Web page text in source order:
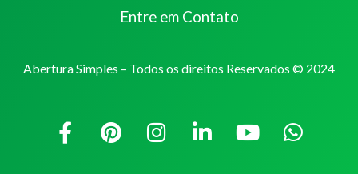
Entre em Contato
Abertura Simples – Todos os direitos Reservados © 2024